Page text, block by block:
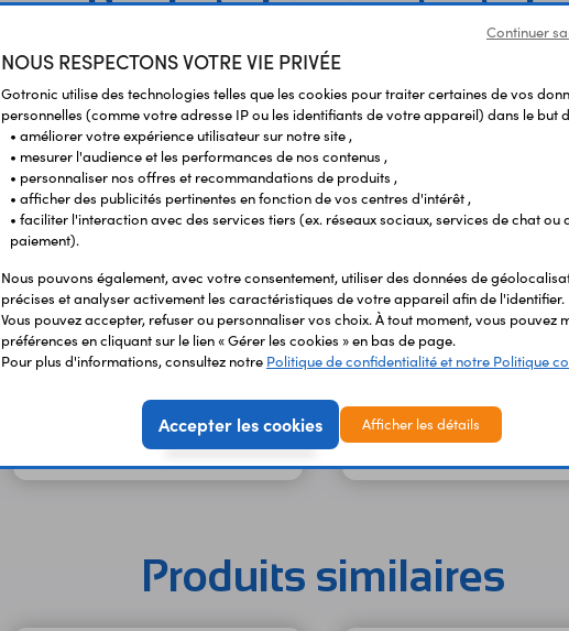
Produits liés à cet article
Carte Raspberry Pi Pico H SC0917
Code : 37892
Carte Raspberry Pi 4 B - 4
119,50 € TTC
99,58 €
Produits similaires
Continuer
NOUS RESPECTONS VOTRE VIE PRIVÉE
Gotronic utilise des technologies telles que les cookies pour traiter certaines de vos
personnelles (comme votre adresse IP ou les identifiants de votre appareil) dans le but
• améliorer votre expérience utilisateur sur notre site ,
• mesurer l'audience et les performances de nos contenus ,
• personnaliser nos offres et recommandations de produits ,
• afficher des publicités pertinentes en fonction de vos centres d'intérêt ,
• faciliter l'interaction avec des services tiers (ex. réseaux sociaux, services de chat ou
paiement).
Nous pouvons également, avec votre consentement, utiliser des données de
précises et analyser activement les caractéristiques de votre appareil afin de l'identifier.
Vous pouvez accepter, refuser ou personnaliser vos choix. À tout moment, vous pouvez
préférences en cliquant sur le lien « Gérer les cookies » en bas de page.
Pour plus d'informations, consultez notre Politique de confidentialité et notre Politique
Accepter les cookies Afficher les détails